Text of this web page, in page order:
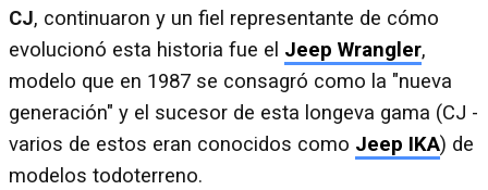
CJ, continuaron y un fiel representante de cómo
evolucionó esta historia fue el Jeep Wrangler,
modelo que en 1987 se consagró como la "nueva
generación" y el sucesor de esta longeva gama (CJ -
varios de estos eran conocidos como Jeep IKA) de
modelos todoterreno.